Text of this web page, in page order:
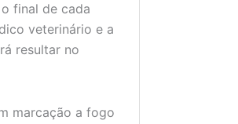
final de cada
veterinário e a
resultar no
marcação a fogo